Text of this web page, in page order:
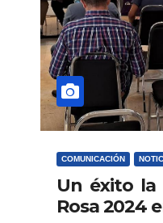
COMUNICACIÓN
Un éxito la
Rosa 2024